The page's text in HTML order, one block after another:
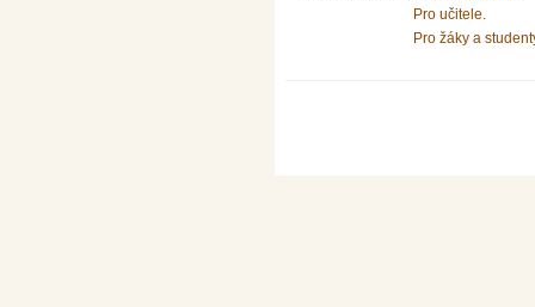
Pro učitele.
Pro žáky a